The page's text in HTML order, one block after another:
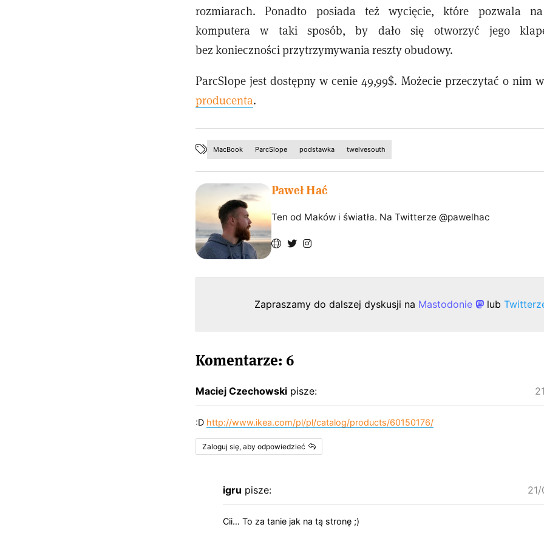
rozmiarach. Ponadto posiada też wycięcie, które pozwala na
komputera w taki sposób, by dało się otworzyć jego
bez konieczności przytrzymywania reszty obudowy.
ParcSlope jest dostępny w cenie 49,99$. Możecie przeczytać o nim
producenta.
MacBook ParcSlope podstawka twelvesouth
Paweł Hać
Ten od Maków i światła. Na Twitterze @pawelhac
Zapraszamy do dalszej dyskusji na Mastodonie lub
Komentarze: 6
Maciej Czechowski pisze:
:D http://www.ikea.com/pl/pl/catalog/products/60150176/
Zaloguj się, aby odpowiedzieć
igru pisze: 21/
Cii… To za tanie jak na tą stronę ;)